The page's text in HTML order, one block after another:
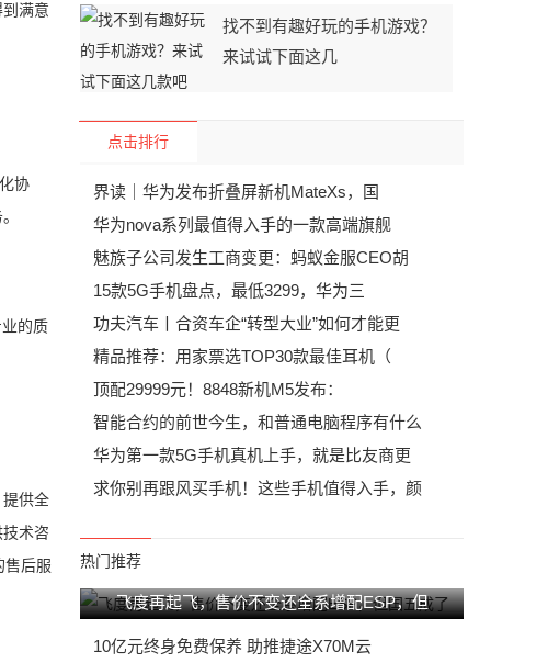
满意
协
的质
供全
术咨
售后服
找不到有趣好玩的手机游戏？
来试试下面这几
点击排行
界读｜华为发布折叠屏新机MateXs，国
华为nova系列最值得入手的一款高端旗舰
魅族子公司发生工商变更：蚂蚁金服CEO胡
15款5G手机盘点，最低3299，华为三
功夫汽车丨合资车企“转型大业”如何才能更
精品推荐：用家票选TOP30款最佳耳机（
顶配29999元！8848新机M5发布：
智能合约的前世今生，和普通电脑程序有什么
华为第一款5G手机真机上手，就是比友商更
求你别再跟风买手机！这些手机值得入手，颜
热门推荐
飞度再起飞，售价不变还全系增配ESP，但
10亿元终身免费保养 助推捷途X70M云